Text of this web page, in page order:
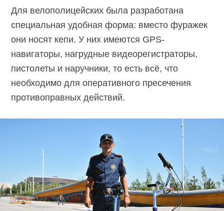
Для велополицейских была разработана
специальная удобная форма: вместо фуражек
они носят кепи. У них имеются GPS-
навигаторы, нагрудные видеорегистраторы,
пистолеты и наручники, то есть всё, что
необходимо для оперативного пресечения
противоправных действий.